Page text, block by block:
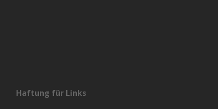
Haftung für Links